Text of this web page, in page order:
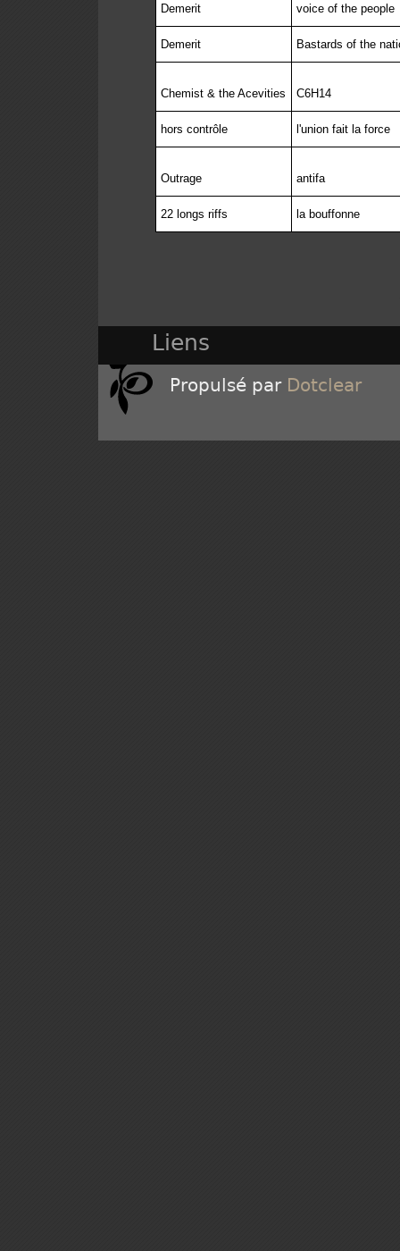
Demerit voice of the people
Demerit Bastards of the
Chemist & the Acevities C6H14
hors contrôle l'union fait la force
Outrage antifa
22 longs riffs la bouffonne
Liens
Propulsé par Dotclear